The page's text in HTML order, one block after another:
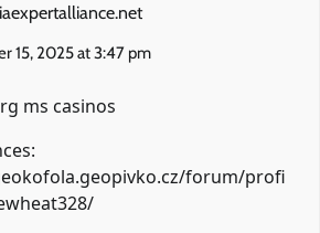
15, 2025 at 3:47 pm
ms casinos
forum/profi